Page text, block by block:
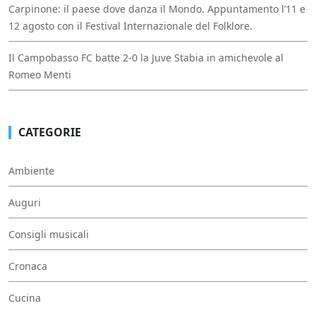
Carpinone: il paese dove danza il Mondo. Appuntamento l’11 e
12 agosto con il Festival Internazionale del Folklore.
Il Campobasso FC batte 2-0 la Juve Stabia in amichevole al
Romeo Menti
CATEGORIE
Ambiente
Auguri
Consigli musicali
Cronaca
Cucina